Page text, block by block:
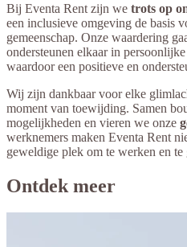
Bij Eventa Rent zijn we trots op
een inclusieve omgeving de basis
gemeenschap. Onze waardering
ondersteunen elkaar in
waardoor een positieve en
Wij zijn dankbaar voor elke
moment van toewijding. Samen
mogelijkheden en vieren we onze
werknemers maken Eventa Rent
geweldige plek om te werken en te
Ontdek meer